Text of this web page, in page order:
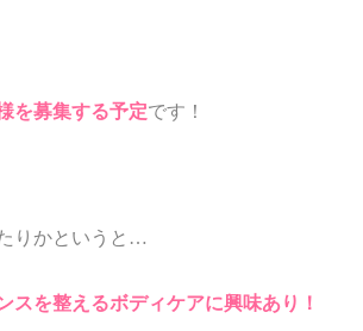
を募集する予定です！
りかというと…
スを整えるボディケアに興味あり！